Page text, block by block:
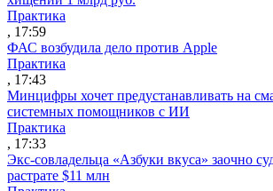
Практика
, 17:59
ФАС возбудила дело против Apple
Практика
, 17:43
Минцифры хочет предустанавливать на
системных помощников с ИИ
Практика
, 17:33
Экс-совладельца «Азбуки вкуса» заочно
растрате $11 млн